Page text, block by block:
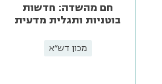
חם מהשדה: חדשות
בוטניות ותגלית מדעית
מכון דש"א